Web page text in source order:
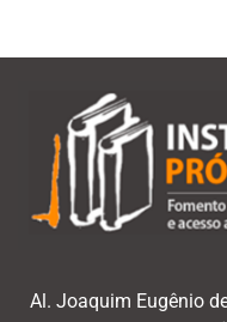
Al. Joaquim Eugênio